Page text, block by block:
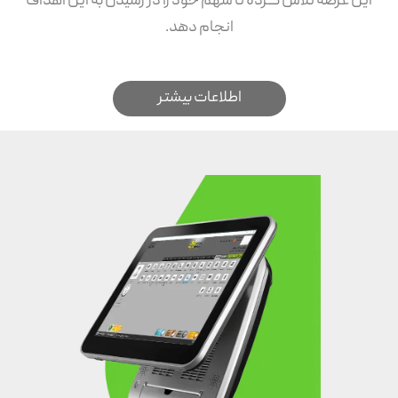
انجام دهد.
اطلاعات بیشتر